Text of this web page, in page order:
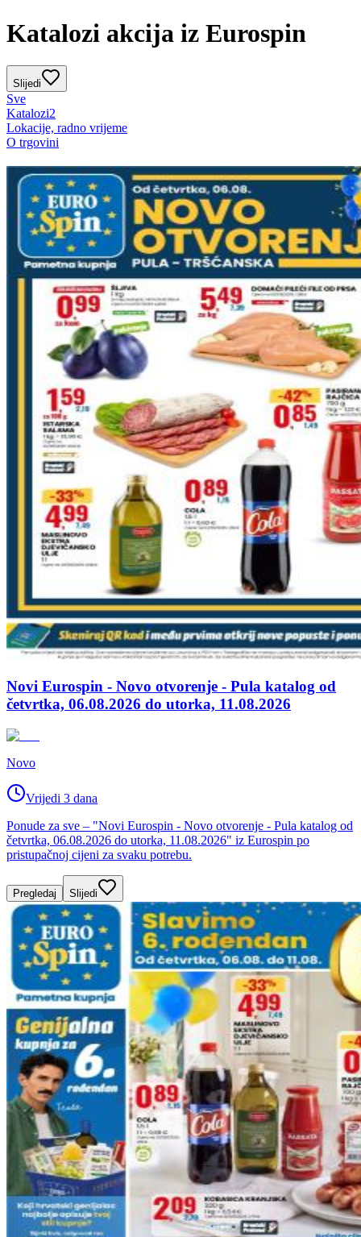
Katalozi akcija iz Eurospin
Slijedi
Sve
Katalozi2
Lokacije, radno vrijeme
O trgovini
Novi Eurospin - Novo otvorenje - Pula katalog od
četvrtka, 06.08.2026 do utorka, 11.08.2026
Novo
Vrijedi 3 dana
Ponude za sve – "Novi Eurospin - Novo otvorenje - Pula katalog od
četvrtka, 06.08.2026 do utorka, 11.08.2026" iz Eurospin po
pristupačnoj cijeni za svaku potrebu.
Pregledaj Slijedi